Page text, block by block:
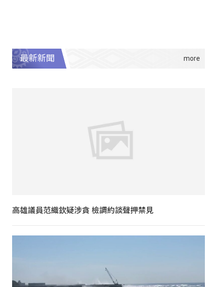
最新新聞
高雄議員范織欽疑涉貪 檢調約談聲押禁見